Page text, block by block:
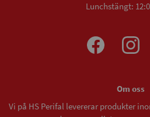
Lunchstängt:
Om oss
Vi på HS Perifal levererar produkter